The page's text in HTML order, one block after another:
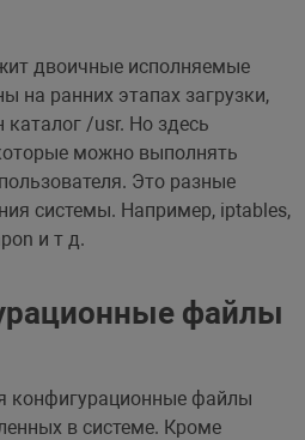
двоичные исполняемые
на ранних этапах загрузки,
каталог /usr. Но здесь
можно выполнять
Это разные
системы. Например, iptables,
и т д.
файлы
конфигурационные файлы
в системе. Кроме